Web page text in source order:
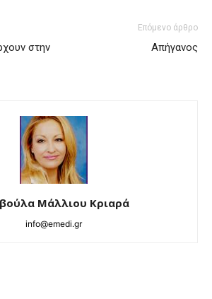
στην
Επόμενο άρθρο
Απήγανος
Μάλλιου Κριαρά
info@emedi.gr